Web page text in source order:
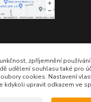
zpříjemnění
udělení souhlasu také pro
cookies. Nastavení
kdykoli upravit odkazem ve